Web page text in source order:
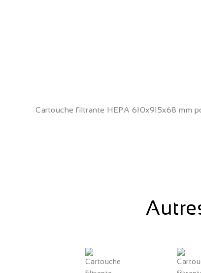
Cartouche filtrante HEPA 610x915x68 mm